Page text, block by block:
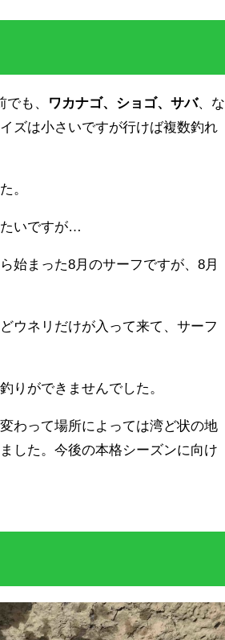
も、 ワカナゴ、ショゴ、サバ、な
ズは小さいですが行けば複数釣れ
。
いですが…
始まった8月のサーフですが、8月
ウネリだけが入って来て、サーフ
りができませんでした。
わって場所によっては湾ど状の地
した。今後の本格シーズンに向け